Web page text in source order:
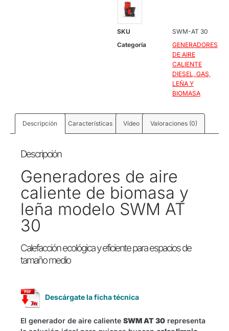
SKU
SWM-AT 30
Categoría
GENERADORES
DE AIRE
CALIENTE
DIESEL, GAS,
LEÑA Y
BIOMASA
Descripción Características Vídeo Valoraciones (0)
Descripción
Generadores de aire
caliente de biomasa y
leña modelo SWM AT
30
Calefacción ecológica y eficiente para espacios de
tamaño medio
Descárgate la ficha técnica
El generador de aire caliente SWM AT 30 representa